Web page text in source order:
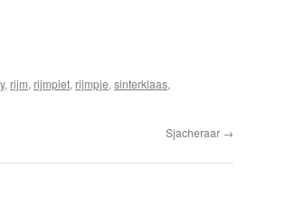
, rijm, rijmpiet, rijmpje, sinterklaas,
Sjacheraar →